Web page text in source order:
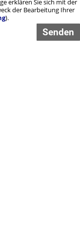
erklären Sie sich mit der
der Bearbeitung Ihrer
).